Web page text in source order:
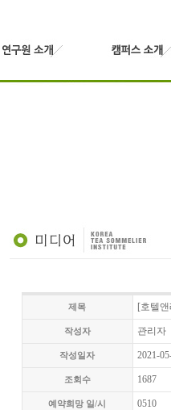
제목 [호텔
작성자 관리자
작성일자 2021-
조회수 1687
예약희망 일/시 0510